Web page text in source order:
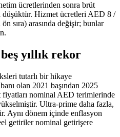
ücretlerinden sonra brüt
düşüktür. Hizmet ücretleri AED 8 /
sıra) arasında değişir; bunlar
yıllık rekor
tutarlı bir hikaye
olan 2021 başından 2025
nominal AED terimlerinde
Ultra-prime daha fazla,
Aynı dönem içinde enflasyon
getiriler nominal getirişere